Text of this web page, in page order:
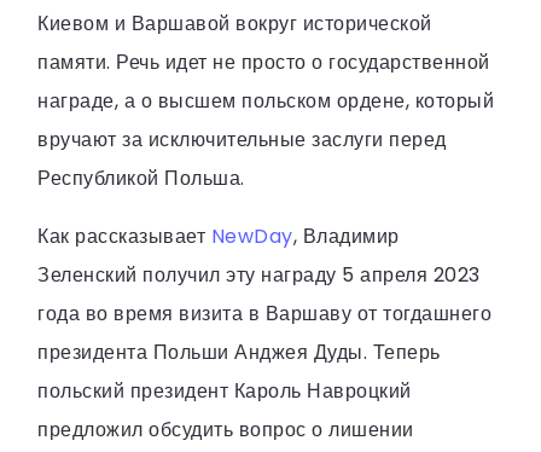
Киевом и Варшавой вокруг исторической
памяти. Речь идет не просто о государственной
награде, а о высшем польском ордене, который
вручают за исключительные заслуги перед
Республикой Польша.
Как рассказывает NewDay, Владимир
Зеленский получил эту награду 5 апреля 2023
года во время визита в Варшаву от тогдашнего
президента Польши Анджея Дуды. Теперь
польский президент Кароль Навроцкий
предложил обсудить вопрос о лишении